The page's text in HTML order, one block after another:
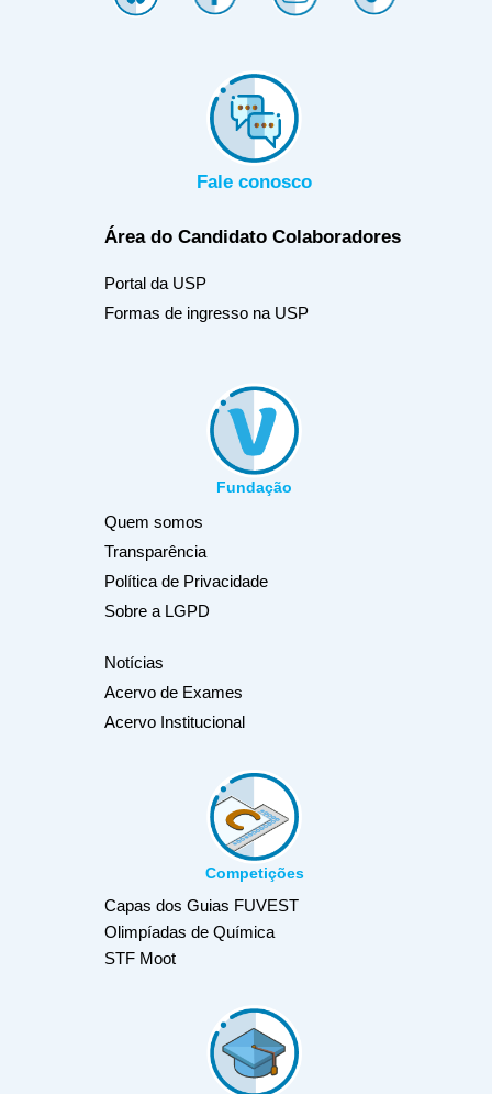
Fale conosco
Área do Candidato Colaboradores
Portal da USP
Formas de ingresso na USP
Fundação
Quem somos
Transparência
Política de Privacidade
Sobre a LGPD
Notícias
Acervo de Exames
Acervo Institucional
Competições
Capas dos Guias FUVEST
Olimpíadas de Química
STF Moot